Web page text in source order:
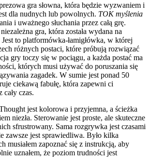
gra słowna, która będzie wyzwaniem i
dla nudnych lub powolnych. TOK myślenia
i uważnego słuchania przez całą grę.
gra, która została wydana na
to platformówka-łamigłówka, w której
różnych postaci, które próbują rozwiązać
gry toczy się w pociągu, a każda postać ma
których musi używać do poruszania się
zagadek. W sumie jest ponad 50
ciekawą fabułę, która zapewni ci
cały czas.
jest kolorowa i przyjemna, a ścieżka
niezła. Sterowanie jest proste, ale skuteczne
sfrustrowany. Sama rozgrywka jest czasami
zawsze jest sprawiedliwa. Było kilka
musiałem zapoznać się z instrukcją, aby
uznałem, że poziom trudności jest